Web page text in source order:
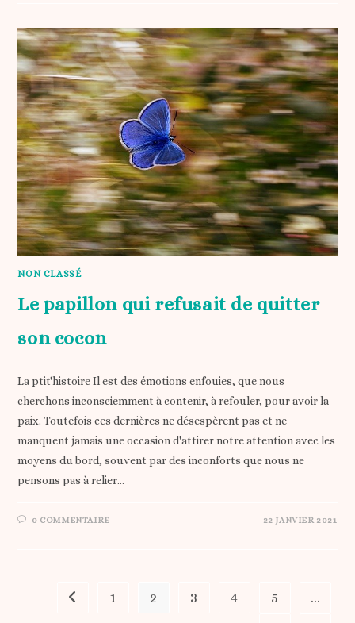
NON CLASSÉ
Le papillon qui refusait de quitter
son cocon
La ptit'histoire Il est des émotions enfouies, que nous
cherchons inconsciemment à contenir, à refouler, pour avoir la
paix. Toutefois ces dernières ne désespèrent pas et ne
manquent jamais une occasion d'attirer notre attention avec les
moyens du bord, souvent par des inconforts que nous ne
pensons pas à relier…
0 COMMENTAIRE 22 JANVIER 2021
Go to the previous page
1 2 3 4 5
…